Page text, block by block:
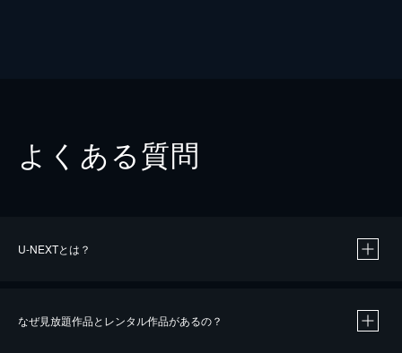
よくある質問
U-NEXTとは？
なぜ見放題作品とレンタル作品があるの？